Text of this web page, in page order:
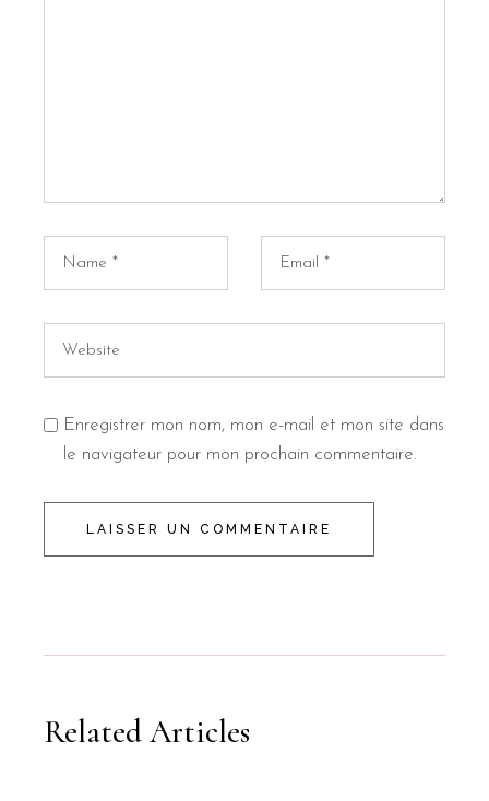
Enregistrer mon nom, mon e-mail et mon site dans
le navigateur pour mon prochain commentaire.
LAISSER UN COMMENTAIRE
Related Articles